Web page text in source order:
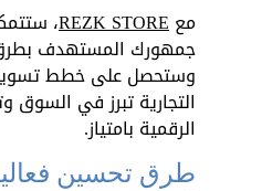
مع REZK STORE،
جمهورك المستهدف
وستحصل على خطط
التجارية تبرز في
الرقمية بامتياز.
طرق تحسين